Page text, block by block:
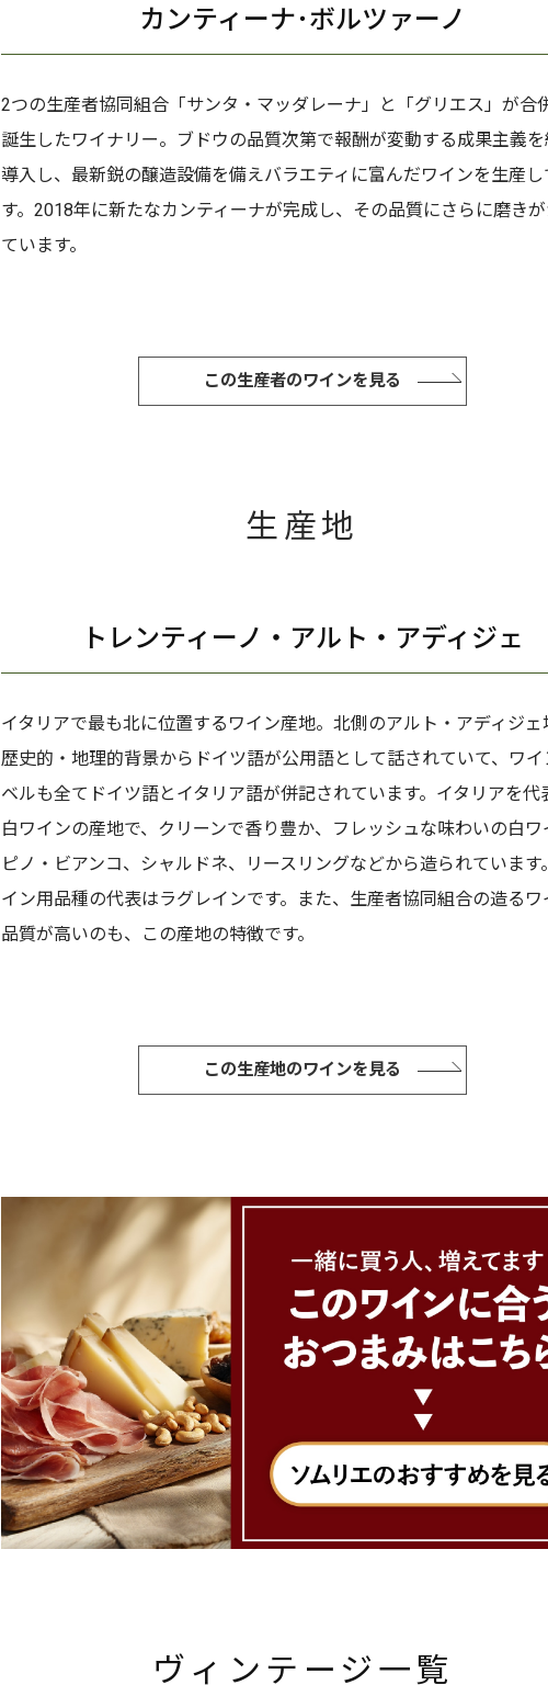
カンティーナ･ボルツァーノ
2つの生産者協同組合「サンタ・マッダレーナ」と「グリエス」が合
誕生したワイナリー。ブドウの品質次第で報酬が変動する成果主義
導入し、最新鋭の醸造設備を備えバラエティに富んだワインを生産
す。2018年に新たなカンティーナが完成し、その品質にさらに磨き
ています。
この生産者のワインを見る
生産地
トレンティーノ・アルト・アディジェ
イタリアで最も北に位置するワイン産地。北側のアルト・アディジ
歴史的・地理的背景からドイツ語が公用語として話されていて、ワ
ベルも全てドイツ語とイタリア語が併記されています。イタリアを代
白ワインの産地で、クリーンで香り豊か、フレッシュな味わいの白
ピノ・ビアンコ、シャルドネ、リースリングなどから造られています
イン用品種の代表はラグレインです。また、生産者協同組合の造る
品質が高いのも、この産地の特徴です。
この生産地のワインを見る
ヴィンテージ一覧